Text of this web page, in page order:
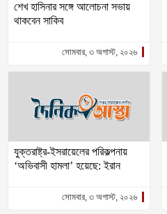
শেখ হাসিনার সঙ্গে আলোচনা সভায়
থাকবেন সাকিব
সোমবার, ৩ অগাস্ট, ২০২৬
যুক্তরাষ্ট্র-ইসরায়েলের পরিকল্পনায়
‘অভিবাসী হামলা’ হয়েছে: ইরান
সোমবার, ৩ অগাস্ট, ২০২৬